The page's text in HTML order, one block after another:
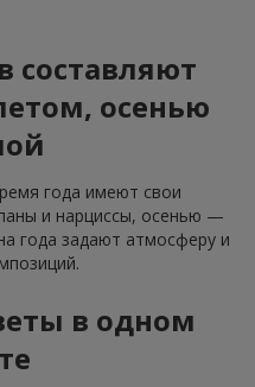
составляют
осенью
года имеют свои
и нарциссы, осенью —
года задают атмосферу и
в одном